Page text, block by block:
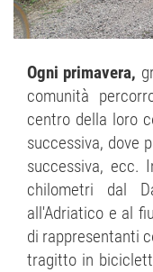
Ogni primavera,
comunità
centro della loro
successiva, dove
successiva, ecc.
chilometri dal
all'Adriatico e al
di rappresentanti
tragitto in